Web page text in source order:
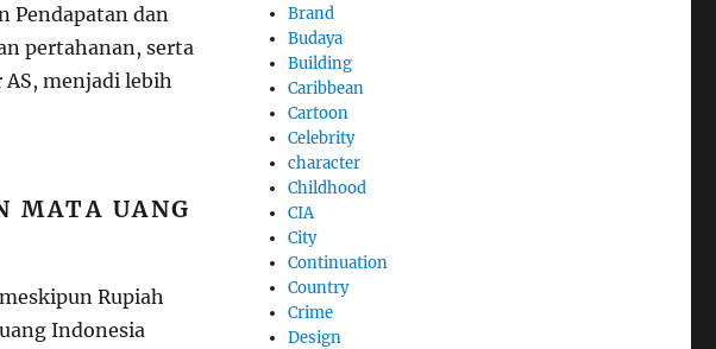
Pendapatan dan
pertahanan, serta
menjadi lebih
MATA UANG
Rupiah
Indonesia
Brand
Budaya
Building
Caribbean
Cartoon
Celebrity
character
Childhood
CIA
City
Continuation
Country
Crime
Design